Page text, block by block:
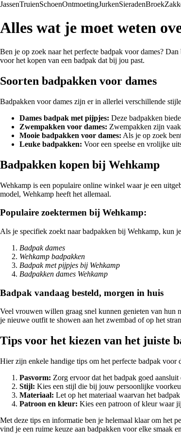
JassenTruienSchoenOntmoetingJurkenSieradenBroek
Alles wat je moet weten
Ben je op zoek naar het perfecte badpak voor dames?
voor het kopen van een badpak dat bij jou past.
Soorten badpakken voor dames
Badpakken voor dames zijn er in allerlei verschillende
Dames badpak met pijpjes: Deze badpakken
Zwempakken voor dames: Zwempakken zijn
Mooie badpakken voor dames: Als je op zoek
Leuke badpakken: Voor een speelse en vrolijke
Badpakken kopen bij Wehkamp
Wehkamp is een populaire online winkel waar je een
model, Wehkamp heeft het allemaal.
Populaire zoektermen bij Wehkamp:
Als je specifiek zoekt naar badpakken bij Wehkamp, kun
Badpak dames
Wehkamp badpakken
Badpak met pijpjes bij Wehkamp
Badpakken dames Wehkamp
Badpak vandaag besteld, morgen in huis
Veel vrouwen willen graag snel kunnen genieten van hun
je nieuwe outfit te showen aan het zwembad of op het
Tips voor het kiezen van het juiste
Hier zijn enkele handige tips om het perfecte badpak voor
Pasvorm: Zorg ervoor dat het badpak goed
Stijl: Kies een stijl die bij jouw persoonlijke
Materiaal: Let op het materiaal waarvan het
Patroon en kleur: Kies een patroon of kleur waar
Met deze tips en informatie ben je helemaal klaar om het
vind je een ruime keuze aan badpakken voor elke smaak